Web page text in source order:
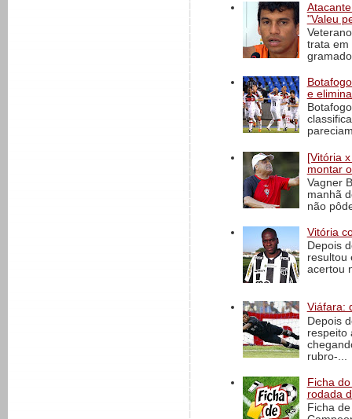
"Valeu
trata em
e
[Vitória
montar
Vagner
manhã
não
Vitória
Depois
resultou
acertou
Viáfara:
Depois
respeito
rubro-...
Ficha
rodada
Ficha